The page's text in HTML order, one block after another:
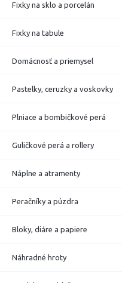
Fixky na sklo a porcelán
Fixky na tabule
Domácnosť a priemysel
Pastelky, ceruzky a voskovky
Plniace a bombičkové perá
Guličkové perá a rollery
Náplne a atramenty
Peračníky a púzdra
Bloky, diáre a papiere
Náhradné hroty